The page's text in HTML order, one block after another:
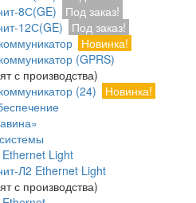
8С(GE)
Под заказ!
12С(GE)
Под заказ!
Новинка!
(GPRS)
с производства)
(24)
Новинка!
Light
Л2 Ethernet Light
с производства)